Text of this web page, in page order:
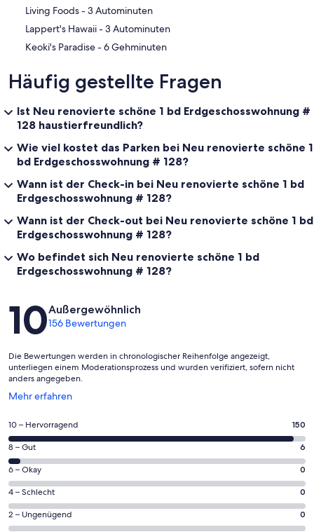
‪Living Foods - ‬3 Autominuten
‪Lappert's Hawaii - ‬3 Autominuten
‪Keoki's Paradise - ‬6 Gehminuten
Häufig gestellte Fragen
Ist Neu renovierte schöne 1 bd Erdgeschosswohnung #
128 haustierfreundlich?
Wie viel kostet das Parken bei Neu renovierte schöne 1
bd Erdgeschosswohnung # 128?
Wann ist der Check-in bei Neu renovierte schöne 1 bd
Erdgeschosswohnung # 128?
Wann ist der Check-out bei Neu renovierte schöne 1 bd
Erdgeschosswohnung # 128?
Wo befindet sich Neu renovierte schöne 1 bd
Erdgeschosswohnung # 128?
Bewertungen
10Außergewöhnlich
156 Bewertungen
Die Bewertungen werden in chronologischer Reihenfolge angezeigt,
unterliegen einem Moderationsprozess und wurden verifiziert, sofern nicht
anders angegeben.
Mehr erfahren
Wird
einem
neuen
Fenster
geöffnet
150
von
insgesamt
156
Gästebewertungen
haben
eine
Bewertung
10 – Hervorragend 150
6
von
insgesamt
156
Gästebewertungen
haben
8 – Gut 6
0
von
insgesamt
156
6 – Okay 0
0
von
insgesamt
4 – Schlecht 0
0
2 – Ungenügend 0